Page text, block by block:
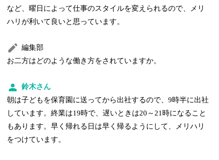
など、曜日によって仕事のスタイルを変えられるので、メリ
ハリが利いて良いと思っています。
編集部
お二方はどのような働き方をされていますか。
鈴木さん
朝は子どもを保育園に送ってから出社するので、9時半に出社
しています。終業は19時で、遅いときは20～21時になること
もあります。早く帰れる日は早く帰るようにして、メリハリ
をつけています。